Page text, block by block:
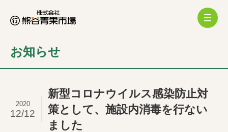
お知らせ
新型コロナウイルス感染防止対
策として、施設内消毒を行ない
ました
2020
12/12